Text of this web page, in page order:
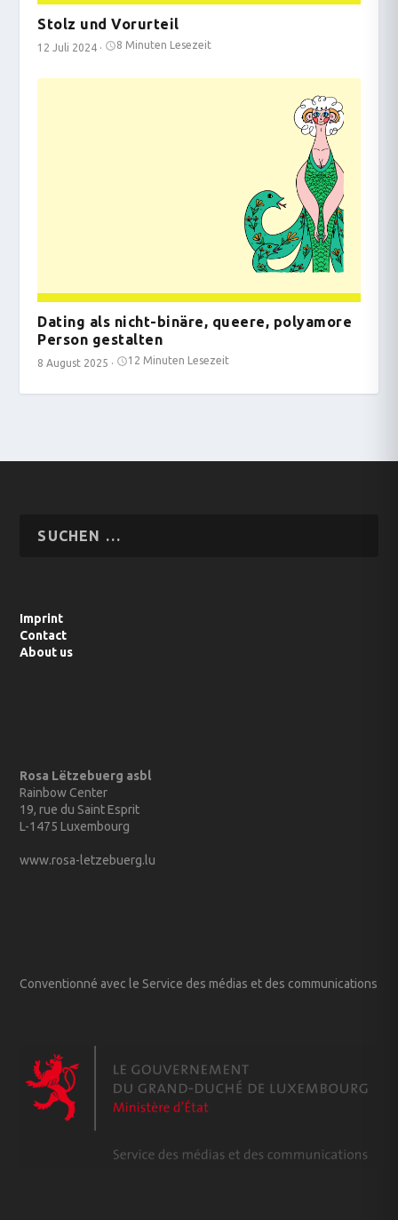
Stolz und Vorurteil
12 Juli 2024 · 8 Minuten Lesezeit
Dating als nicht-binäre, queere, polyamore
Person gestalten
8 August 2025 · 12 Minuten Lesezeit
Imprint
Contact
About us
Rosa Lëtzebuerg asbl
Rainbow Center
19, rue du Saint Esprit
L-1475 Luxembourg
www.rosa-letzebuerg.lu
Conventionné avec le Service des médias et des communications